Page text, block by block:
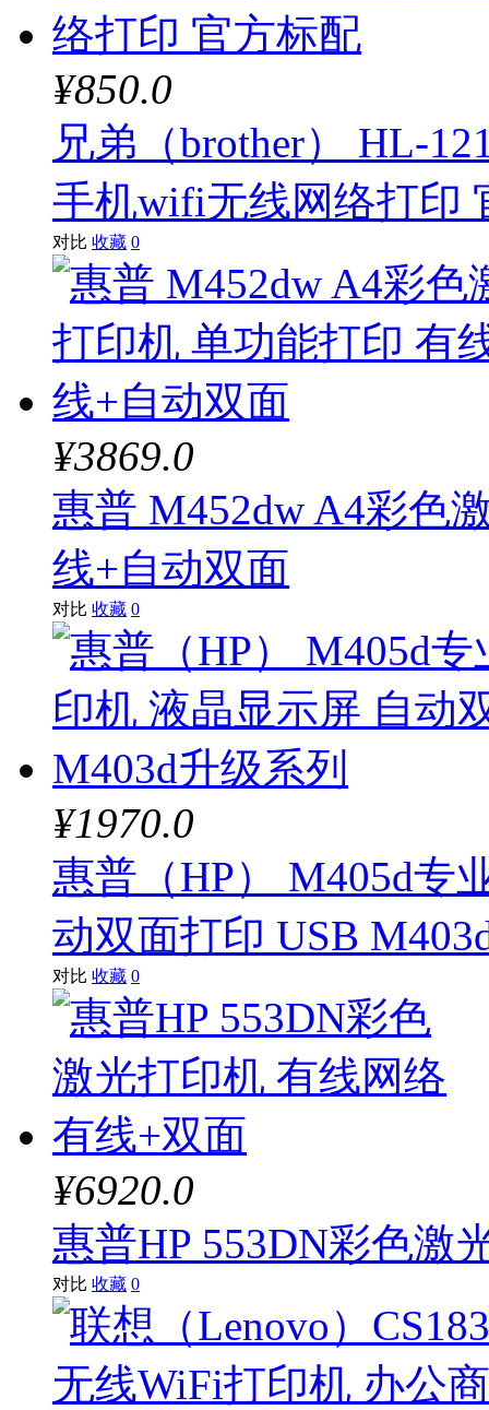
¥850.0
兄弟（brother） HL-
手机wifi无线网络打印
对比 收藏 0
¥3869.0
惠普 M452dw A4彩色
线+自动双面
对比 收藏 0
¥1970.0
惠普（HP） M405d专
动双面打印 USB
对比 收藏 0
¥6920.0
惠普HP 553DN彩色激
对比 收藏 0